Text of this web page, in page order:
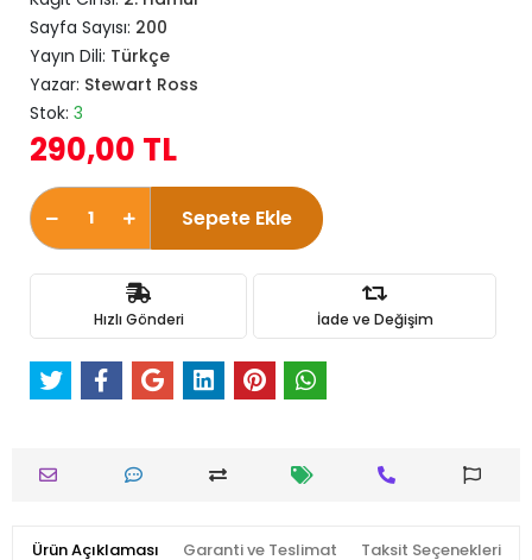
Sayfa Sayısı: 200
Yayın Dili: Türkçe
Yazar: Stewart Ross
Stok: 3
290,00 TL
Sepete Ekle
Hızlı Gönderi İade ve Değişim
Ürün Açıklaması Garanti ve Teslimat Taksit Seçenekleri